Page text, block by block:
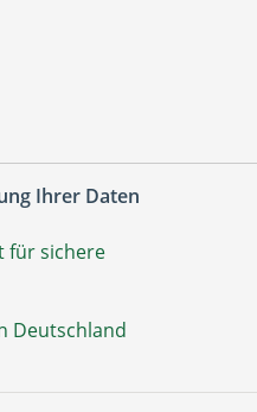
Ihrer Daten
für sichere
Deutschland